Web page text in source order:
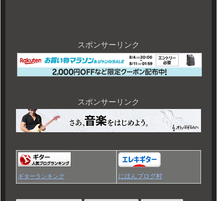
スポンサーリンク
スポンサーリンク
ギターランキング にほんブログ村